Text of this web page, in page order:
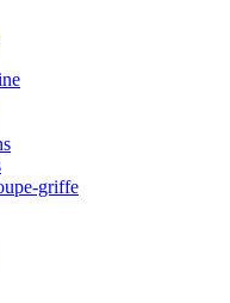
griffe